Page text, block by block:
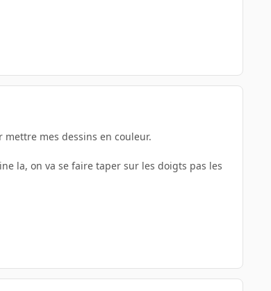
mes dessins en couleur.
la, on va se faire taper sur les doigts pas les